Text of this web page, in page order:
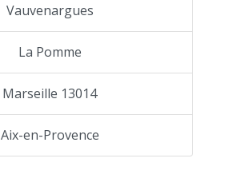
Vauvenargues
La Pomme
Marseille 13014
Aix-en-Provence